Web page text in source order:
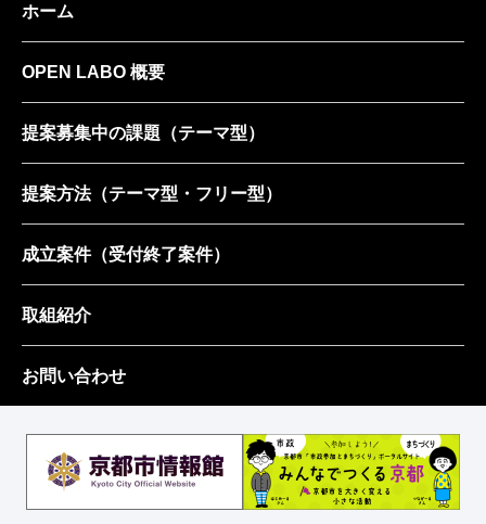
ホーム
OPEN LABO 概要
提案募集中の課題 （テーマ型）
提案方法（テーマ型・フリー型）
成立案件（受付終了案件）
取組紹介
お問い合わせ